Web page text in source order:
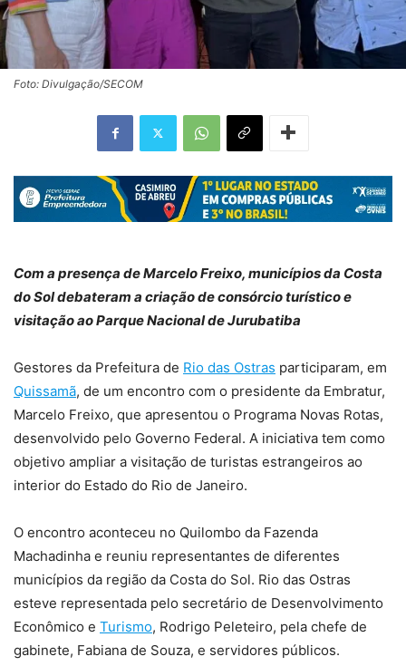
Foto: Divulgação/SECOM
Com a presença de Marcelo Freixo, municípios da Costa
do Sol debateram a criação de consórcio turístico e
visitação ao Parque Nacional de Jurubatiba
Gestores da Prefeitura de Rio das Ostras participaram, em
Quissamã, de um encontro com o presidente da Embratur,
Marcelo Freixo, que apresentou o Programa Novas Rotas,
desenvolvido pelo Governo Federal. A iniciativa tem como
objetivo ampliar a visitação de turistas estrangeiros ao
interior do Estado do Rio de Janeiro.
O encontro aconteceu no Quilombo da Fazenda
Machadinha e reuniu representantes de diferentes
municípios da região da Costa do Sol. Rio das Ostras
esteve representada pelo secretário de Desenvolvimento
Econômico e Turismo, Rodrigo Peleteiro, pela chefe de
gabinete, Fabiana de Souza, e servidores públicos.